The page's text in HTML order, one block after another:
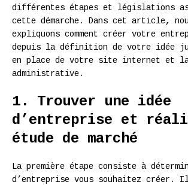
différentes étapes et législations
cette démarche. Dans cet article,
expliquons comment créer votre
depuis la définition de votre idée
en place de votre site internet et
administrative.
1. Trouver une idée
d’entreprise et
étude de marché
La première étape consiste à
d’entreprise vous souhaitez créer.